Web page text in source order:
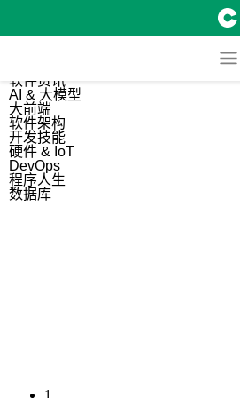
软件资讯
AI & 大模型
大前端
软件架构
开发技能
硬件 & IoT
DevOps
程序人生
数据库
1